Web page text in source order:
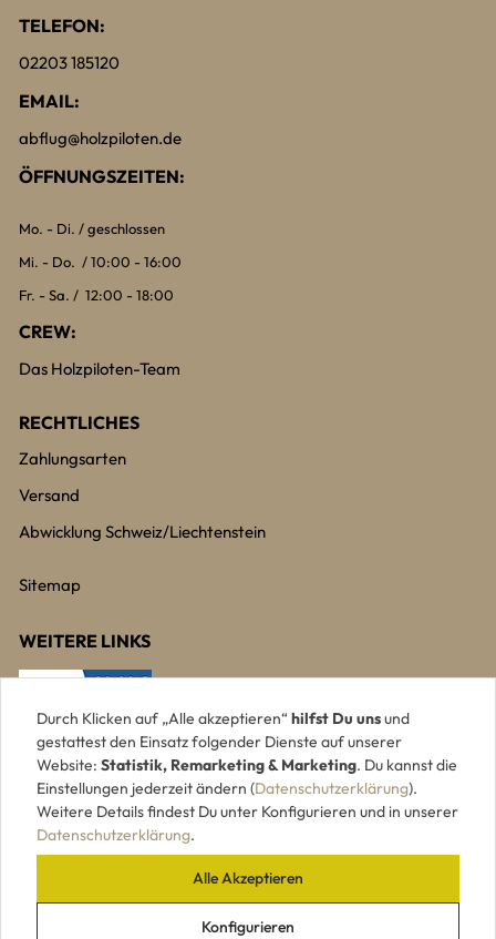
TELEFON:
02203 185120
EMAIL:
abflug@holzpiloten.de
ÖFFNUNGSZEITEN:
Mo. - Di. / geschlossen
Mi. - Do. / 10:00 - 16:00
Fr. - Sa. / 12:00 - 18:00
CREW:
Das Holzpiloten-Team
RECHTLICHES
Zahlungsarten
Versand
Abwicklung Schweiz/Liechtenstein
Sitemap
WEITERE LINKS
UNSERE ZAHLUNGSARTEN
Durch Klicken auf „Alle akzeptieren“ hilfst Du unsund
gestattest den Einsatz folgender Dienste auf unserer
Website: Statistik, Remarketing & Marketing. Du kannst die
Einstellungen jederzeit ändern (Datenschutzerklärung).
Weitere Details findest Du unter Konfigurieren und in unserer
Datenschutzerklärung.
Konfigurieren
Alle Akzeptieren